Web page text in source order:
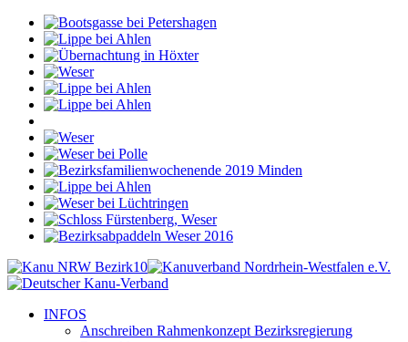
INFOS
Anschreiben Rahmenkonzept Bezirksregierung